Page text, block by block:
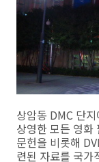
상암동 DMC 단
상영한 모든 영화
문헌을 비롯해
련된 자료를 국가